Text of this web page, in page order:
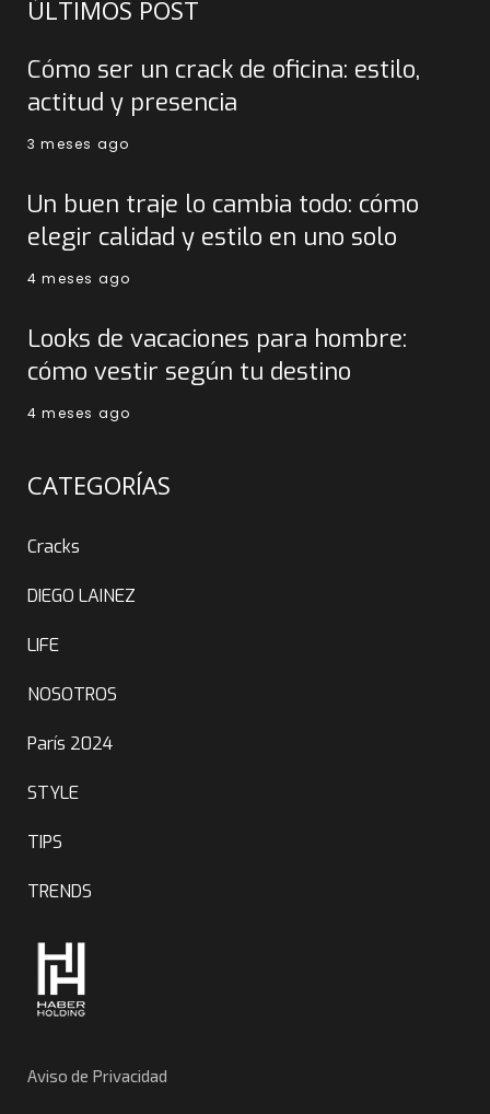
ÚLTIMOS POST
Cómo ser un crack de oficina: estilo,
actitud y presencia
3 meses ago
Un buen traje lo cambia todo: cómo
elegir calidad y estilo en uno solo
4 meses ago
Looks de vacaciones para hombre:
cómo vestir según tu destino
4 meses ago
CATEGORÍAS
Cracks
DIEGO LAINEZ
LIFE
NOSOTROS
París 2024
STYLE
TIPS
TRENDS
Aviso de Privacidad